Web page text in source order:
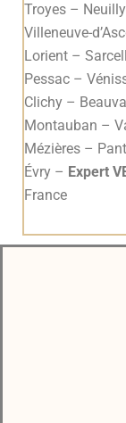
Troyes –
Villeneuve-
Lorient –
Pessac –
Clichy –
Montauban –
Mézières –
Évry – Expert
France